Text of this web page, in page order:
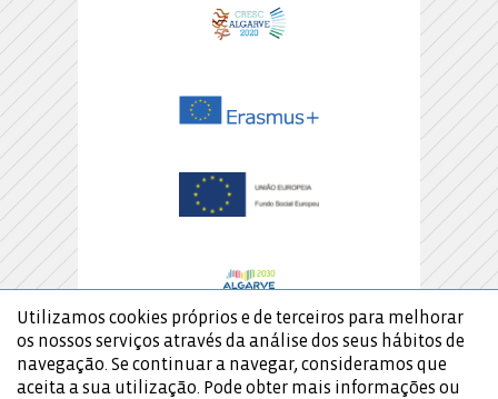
Utilizamos cookies próprios e de terceiros para melhorar
os nossos serviços através da análise dos seus hábitos de
navegação. Se continuar a navegar, consideramos que
aceita a sua utilização. Pode obter mais informações ou